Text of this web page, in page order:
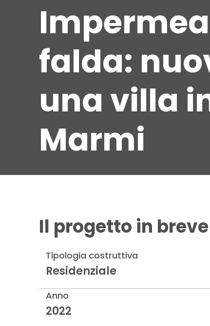
falda:
una villa
Marmi
Il progetto in breve
Tipologia costruttiva
Residenziale
Anno
2022